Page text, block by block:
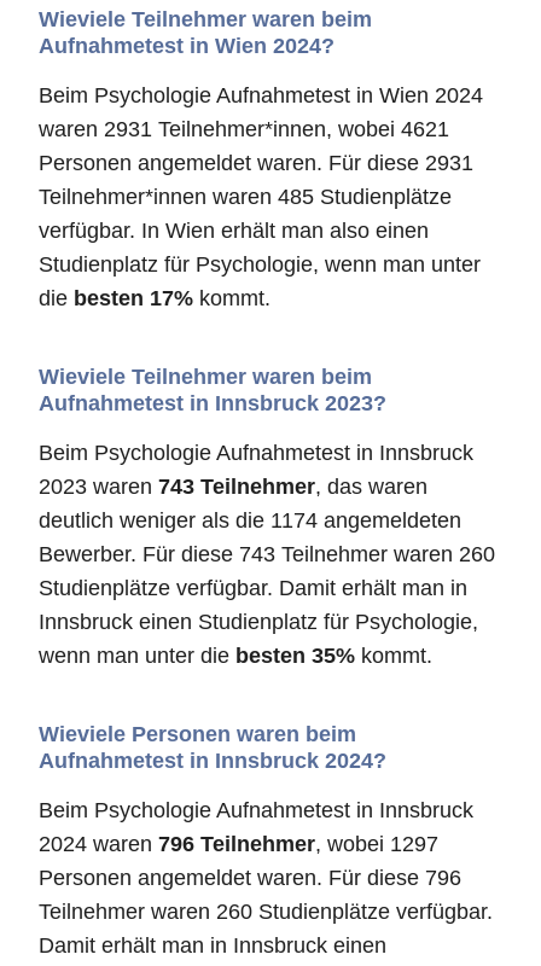
Wieviele Teilnehmer waren beim
Aufnahmetest in Wien 2024?
Beim Psychologie Aufnahmetest in Wien 2024
waren 2931 Teilnehmer*innen, wobei 4621
Personen angemeldet waren. Für diese 2931
Teilnehmer*innen waren 485 Studienplätze
verfügbar. In Wien erhält man also einen
Studienplatz für Psychologie, wenn man unter
die besten 17% kommt.
Wieviele Teilnehmer waren beim
Aufnahmetest in Innsbruck 2023?
Beim Psychologie Aufnahmetest in Innsbruck
2023 waren 743 Teilnehmer, das waren
deutlich weniger als die 1174 angemeldeten
Bewerber. Für diese 743 Teilnehmer waren 260
Studienplätze verfügbar. Damit erhält man in
Innsbruck einen Studienplatz für Psychologie,
wenn man unter die besten 35% kommt.
Wieviele Personen waren beim
Aufnahmetest in Innsbruck 2024?
Beim Psychologie Aufnahmetest in Innsbruck
2024 waren 796 Teilnehmer, wobei 1297
Personen angemeldet waren. Für diese 796
Teilnehmer waren 260 Studienplätze verfügbar.
Damit erhält man in Innsbruck einen